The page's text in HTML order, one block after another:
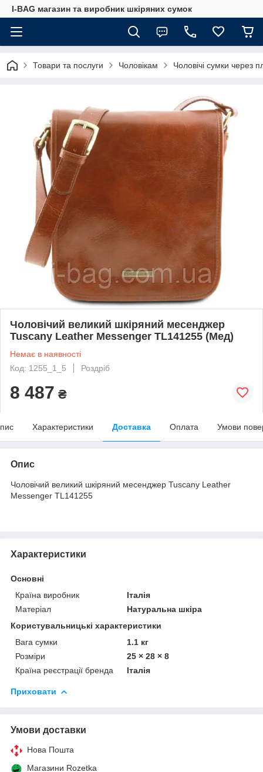
I-BAG магазин та виробник шкіряних сумок
Товари та послуги Чоловікам Чоловічі сумки через
Чоловічий великий шкіряний месенджер
Tuscany Leather Messenger TL141255 (Мед)
Немає в наявності
Код: 1255_1_5
Роздріб
8 487 ₴
Характеристики Доставка Оплата Умови
Опис
Чоловічий великий шкіряний месенджер Tuscany Leather
Messenger TL141255
Характеристики
Основні
Країна виробник
Італія
Матеріал
Натуральна шкіра
Користувальницькі характеристики
Вага сумки
1.1 кг
Розміри
25 × 28 × 8
Країна реєстрації бренда
Італія
Приховати
Умови доставки
Нова Пошта
Магазини Rozetka